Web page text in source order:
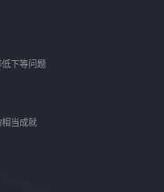
下等问题
当成就